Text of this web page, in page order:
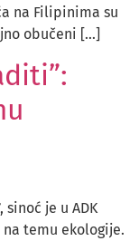
na Filipinima su
obučeni […]
je u ADK
temu ekologije.